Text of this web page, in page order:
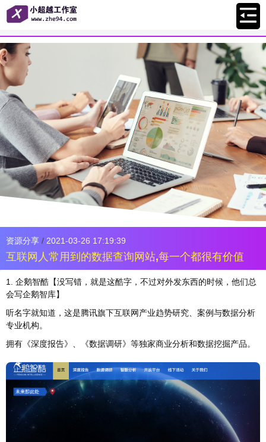
资源分享 / 2021-03-26 17:19:39
互联网人常用到的数据查询网站,每一个都很有价值
1. 企鹅智酷【没写错，就是这酷字，不过对外发东西的时候，他们总
会写企鹅智库】
听名字就知道，这是腾讯旗下互联网产业趋势研究、案例与数据分析
专业机构。
拥有《深度报告》、《数据调研》等独家商业分析和数据挖掘产品。